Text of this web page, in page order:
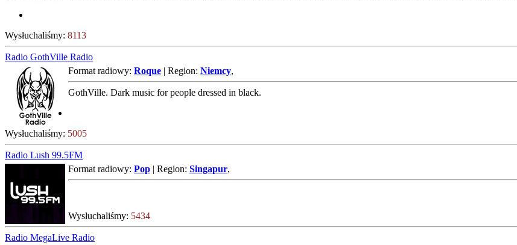
Wysłuchaliśmy: 8113
Radio GothVille Radio
Format radiowy: Roque | Region: Niemcy,
GothVille. Dark music for people dressed in black.
Wysłuchaliśmy: 5005
Radio Lush 99.5FM
Format radiowy: Pop | Region: Singapur,
Wysłuchaliśmy: 5434
Radio MegaLive Radio